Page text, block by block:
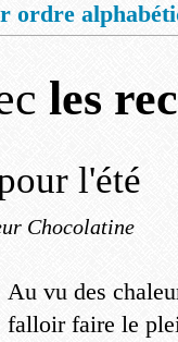
ordre
les
l'été
Chocolatine
Au vu des
falloir faire le